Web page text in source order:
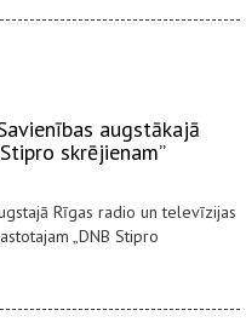
augstākajā
skrējienam”
Rīgas radio un televīzijas
„DNB Stipro